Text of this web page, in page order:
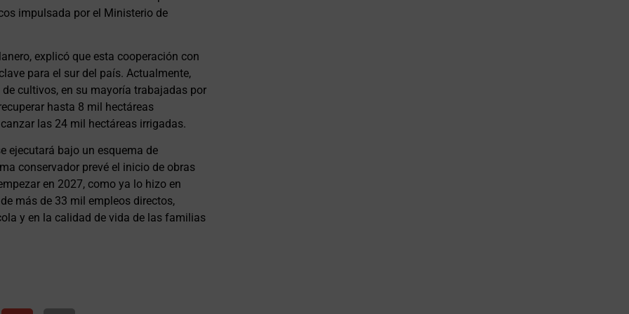
impulsada por el Ministerio de
explicó que esta cooperación con
para el sur del país. Actualmente,
cultivos, en su mayoría trabajadas por
hasta 8 mil hectáreas
las 24 mil hectáreas irrigadas.
ejecutará bajo un esquema de
conservador prevé el inicio de obras
en 2027, como ya lo hizo en
más de 33 mil empleos directos,
y en la calidad de vida de las familias